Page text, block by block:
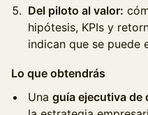
Del piloto al valor:
hipótesis, KPIs y
indican que se puede
Lo que obtendrás
Una guía ejecutiva de